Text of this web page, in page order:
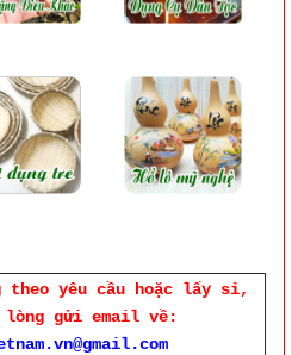
theo yêu cầu hoặc lấy sỉ,
lòng gửi email về: